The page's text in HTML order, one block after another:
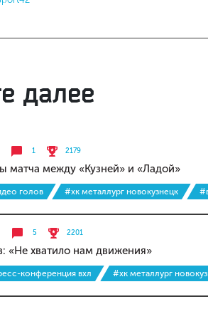
далее
1 2179
матча между «Кузней» и «Ладой»
голов #хк металлург новокузнецк
5 2201
«Не хватило нам движения»
конференция вхл #хк металлург